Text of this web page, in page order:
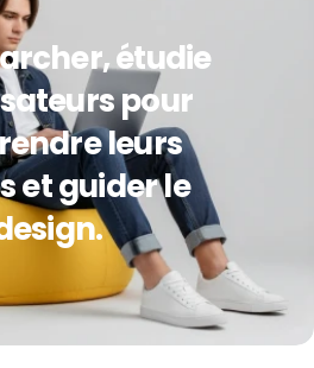
étudie
pour
leurs
et guider le